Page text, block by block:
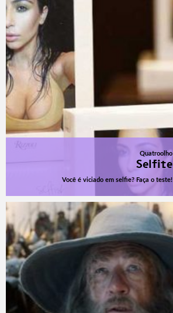
Quatroolho
Selfite
Você é viciado em selfie? Faça o teste!